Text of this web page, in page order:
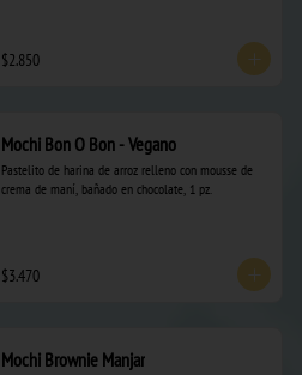
$2.850
Mochi Bon O Bon - Vegano
Pastelito de harina de arroz relleno con mousse de
crema de maní, bañado en chocolate, 1 pz.
$3.470
Mochi Brownie Manjar